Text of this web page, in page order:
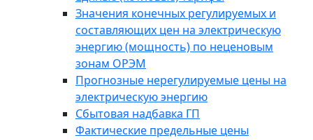
Значения конечных регулируемых и
составляющих цен на электрическую
энергию (мощность) по неценовым
зонам ОРЭМ
Прогнозные нерегулируемые цены на
электрическую энергию
Сбытовая надбавка ГП
Фактические предельные цены